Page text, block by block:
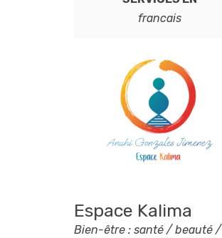
francais
Espace Kalima
Bien-être : santé / beauté /